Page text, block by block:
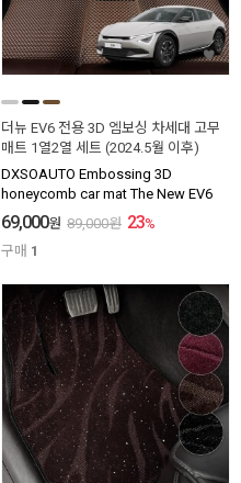
더뉴 EV6 전용 3D 엠보싱 차세대 고무
매트 1열2열 세트 (2024.5월 이후)
DXSOAUTO Embossing 3D
honeycomb car mat The New EV6
69,000원 89,000원 23%
구매 1